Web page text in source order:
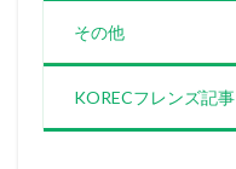
その他
KORECフレンズ記事